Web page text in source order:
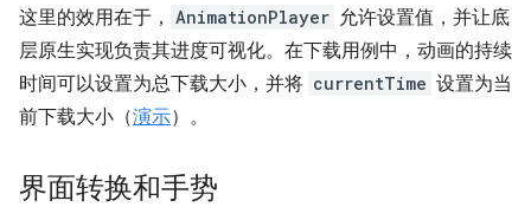
这里的效用在于， AnimationPlayer 允许设置值，并让底
层原生实现负责其进度可视化。在下载用例中，动画的持续
时间可以设置为总下载大小，并将 currentTime 设置为当
前下载大小（演示）。
界面转换和手势